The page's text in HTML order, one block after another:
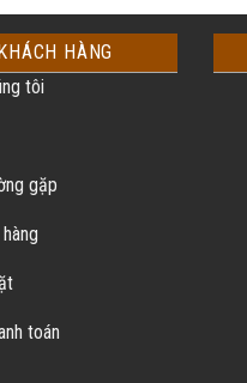
HÀNG
tôi
gặp
toán